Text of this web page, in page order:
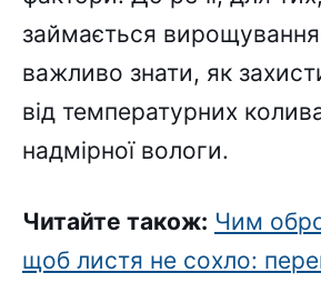
займається
важливо знати, як
від температурних
надмірної вологи.
Читайте також: Чим
щоб листя не сохло: